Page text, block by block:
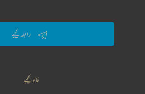
رابطہ کیجیے
فالو کیجیے